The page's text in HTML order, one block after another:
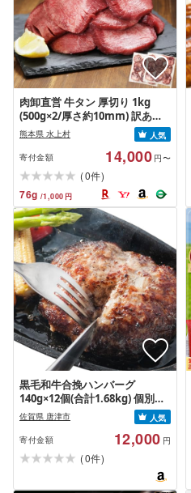
肉卸直営 牛タン 厚切り 1kg
(500g×2/厚さ約10mm) 訳あり
訳有り肉 牛肉 焼肉 冷凍 スライ
ス 業務用 バーベキュー BBQ お
つまみ ギフト お祝い お中元 夏
ギフト
熊本県 水上村
人気
寄付金額
14,000 円〜
(0件)
76g /1,000 円
黒毛和牛合挽ハンバーグ
140g×12個(合計1.68kg) 個別真
空 惣菜 夕食 小分け 焼くだけ 簡
単調理 贈り物 唐津 ギフト
佐賀県 唐津市
人気
寄付金額
12,000 円
(0件)